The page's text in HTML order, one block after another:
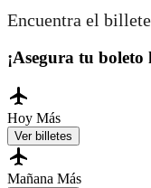
Encuentra el
¡Asegura tu
Hoy Más
Ver billetes
Mañana Más